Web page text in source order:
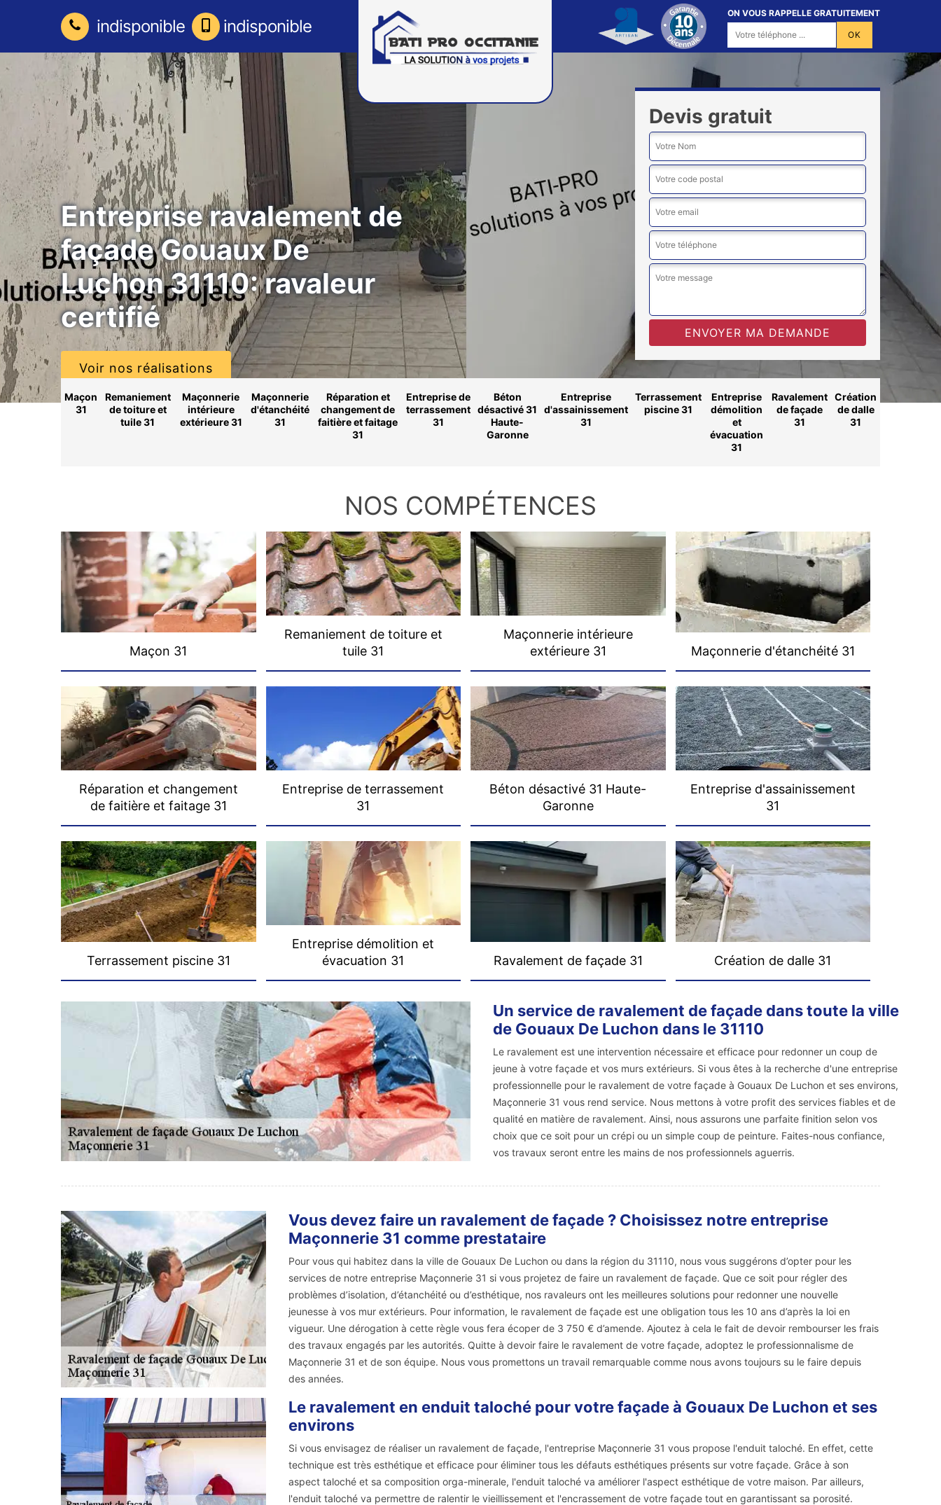
indisponible indisponible
ON VOUS RAPPELLE GRATUITEMENT
Entreprise ravalement de
façade Gouaux De
Luchon 31110: ravaleur
certifié
Voir nos réalisations
Devis gratuit
Maçon
31
Remaniement
de toiture et
tuile 31
Maçonnerie
intérieure
extérieure 31
Maçonnerie
d'étanchéité
31
Réparation et
changement de
faitière et faitage
31
Entreprise de
terrassement
31
Béton
désactivé 31
Haute-
Garonne
Entreprise
d'assainissement
31
Terrassement
piscine 31
Entreprise
démolition
et
évacuation
31
Ravalement
de façade
31
Création
de dalle
31
NOS COMPÉTENCES
Maçon 31
Remaniement de toiture et
tuile 31
Maçonnerie intérieure
extérieure 31
Maçonnerie d'étanchéité 31
Réparation et changement
de faitière et faitage 31
Entreprise de terrassement
31
Béton désactivé 31 Haute-
Garonne
Entreprise d'assainissement
31
Terrassement piscine 31
Entreprise démolition et
évacuation 31
Ravalement de façade 31 Création de dalle 31
Un service de ravalement de façade dans toute la ville
de Gouaux De Luchon dans le 31110
Le ravalement est une intervention nécessaire et efficace pour redonner un coup de
jeune à votre façade et vos murs extérieurs. Si vous êtes à la recherche d'une entreprise
professionnelle pour le ravalement de votre façade à Gouaux De Luchon et ses environs,
Maçonnerie 31 vous rend service. Nous mettons à votre profit des services fiables et de
qualité en matière de ravalement. Ainsi, nous assurons une parfaite finition selon vos
choix que ce soit pour un crépi ou un simple coup de peinture. Faites-nous confiance,
vos travaux seront entre les mains de nos professionnels aguerris.
Vous devez faire un ravalement de façade ? Choisissez notre entreprise
Maçonnerie 31 comme prestataire
Pour vous qui habitez dans la ville de Gouaux De Luchon ou dans la région du 31110, nous vous suggérons d’opter pour les
services de notre entreprise Maçonnerie 31 si vous projetez de faire un ravalement de façade. Que ce soit pour régler des
problèmes d’isolation, d’étanchéité ou d’esthétique, nos ravaleurs ont les meilleures solutions pour redonner une nouvelle
jeunesse à vos mur extérieurs. Pour information, le ravalement de façade est une obligation tous les 10 ans d’après la loi en
vigueur. Une dérogation à cette règle vous fera écoper de 3 750 € d’amende. Ajoutez à cela le fait de devoir rembourser les frais
des travaux engagés par les autorités. Quitte à devoir faire le ravalement de votre façade, adoptez le professionnalisme de
Maçonnerie 31 et de son équipe. Nous vous promettons un travail remarquable comme nous avons toujours su le faire depuis
des années.
Le ravalement en enduit taloché pour votre façade à Gouaux De Luchon et ses
environs
Si vous envisagez de réaliser un ravalement de façade, l'entreprise Maçonnerie 31 vous propose l'enduit taloché. En effet, cette
technique est très esthétique et efficace pour éliminer tous les défauts esthétiques présents sur votre façade. Grâce à son
aspect taloché et sa composition orga-minerale, l'enduit taloché va améliorer l'aspect esthétique de votre maison. Par ailleurs,
l'enduit taloché va permettre de ralentir le vieillissement et l'encrassement de votre façade tout en garantissant sa porosité.